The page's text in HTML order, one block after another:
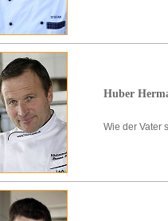
Huber
Wie der Vater